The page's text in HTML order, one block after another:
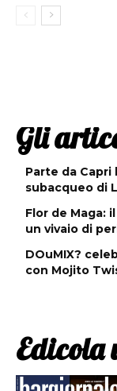
Gli
Parte da
subacqueo di
Flor de Maga:
un vivaio di
DOuMIX?
con Mojito
Edicola